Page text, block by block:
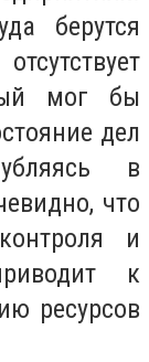
берутся
мог бы
дел
в
что
и
к
ресурсов